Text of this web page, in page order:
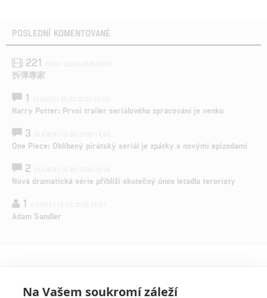
POSLEDNÍ KOMENTOVANÉ
221
拆彈專家
1
Harry Potter: První trailer seriálového zpracování je venku
3
One Piece: Oblíbený pirátský seriál je zpátky s novými epizodami
2
Nová dramatická série přiblíží skutečný únos letadla teroristy
1
Adam Sandler
Na Vašem soukromí záleží